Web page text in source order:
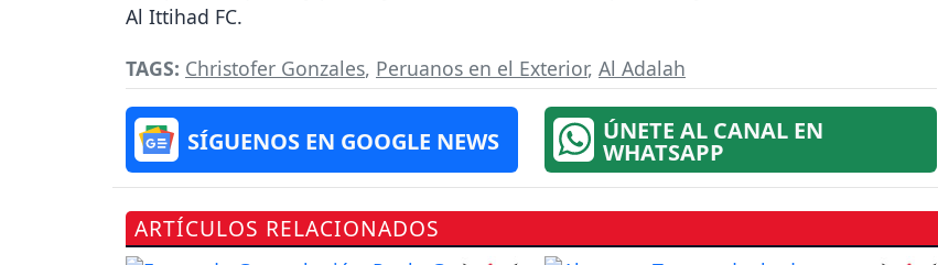
Al Ittihad FC.
TAGS: Christofer Gonzales, Peruanos en el Exterior, Al Adalah
SÍGUENOS EN GOOGLE NEWS ÚNETE AL CANAL EN
WHATSAPP
ARTÍCULOS RELACIONADOS